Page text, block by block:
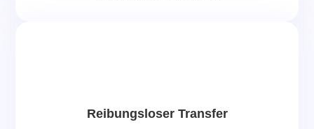
Reibungsloser Transfer